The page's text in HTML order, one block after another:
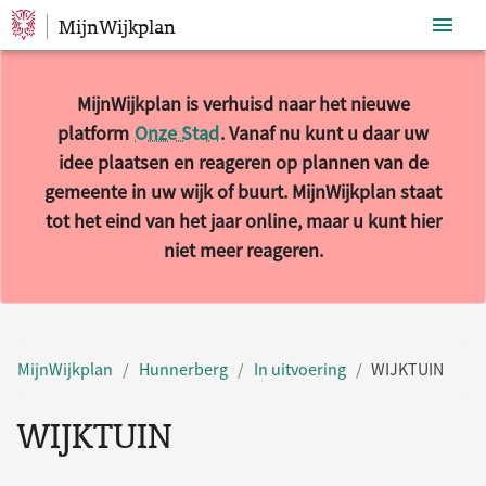
Sla navigatie over
MijnWijkplan
MijnWijkplan is verhuisd naar het nieuwe
platform Onze Stad. Vanaf nu kunt u daar uw
idee plaatsen en reageren op plannen van de
gemeente in uw wijk of buurt. MijnWijkplan staat
tot het eind van het jaar online, maar u kunt hier
niet meer reageren.
MijnWijkplan Hunnerberg In uitvoering WIJKTUIN
WIJKTUIN